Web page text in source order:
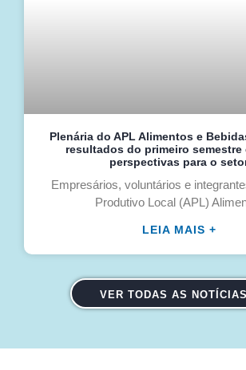
Plenária do APL Alimentos e
resultados do primeiro semestre
perspectivas para o
Empresários, voluntários e
Produtivo Local (APL)
LEIA MAIS +
VER TODAS AS NOTÍCIAS